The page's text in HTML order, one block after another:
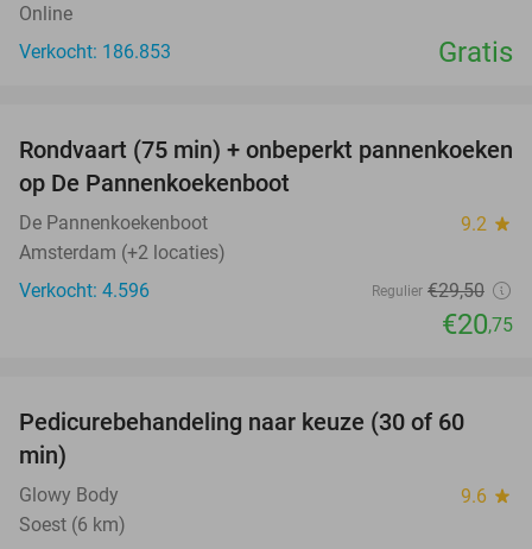
Online
Verkocht: 186.853
Gratis
30%
Rondvaart (75 min) + onbeperkt pannenkoeken
op De Pannenkoekenboot
De Pannenkoekenboot 9.2 star
Amsterdam (+2 locaties)
Verkocht: 4.596
Regulier €29,50
€20,75
58%
Pedicurebehandeling naar keuze (30 of 60
min)
Glowy Body 9.6 star
Soest (6 km)